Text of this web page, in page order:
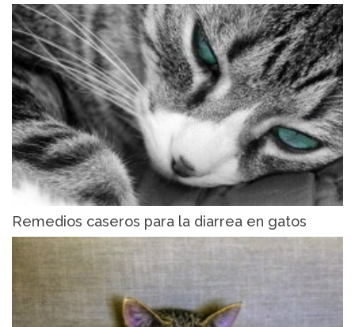
Remedios caseros para la diarrea en gatos